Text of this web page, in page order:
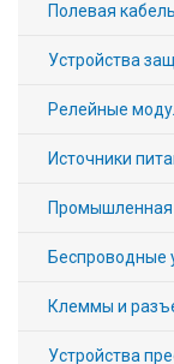
Полевая
Устройства
Релейные
Источники
Промышленная
Беспроводные
Клеммы и
Устройства